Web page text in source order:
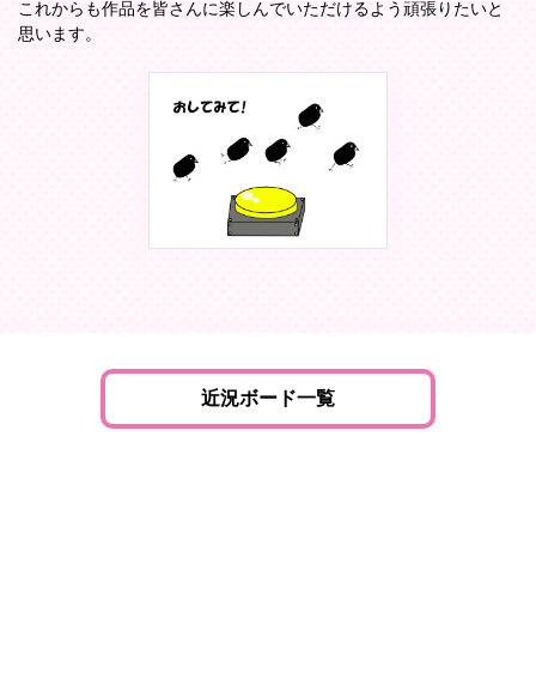
これからも作品を皆さんに楽しんでいただけるよう頑張りたいと
思います。
近況ボード一覧